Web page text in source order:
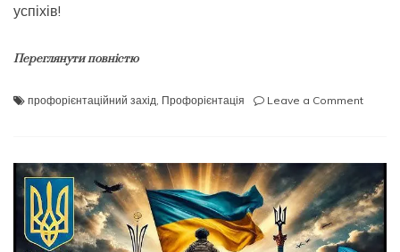
успіхів!
Переглянути повністю
профорієнтаційний захід, Профорієнтація Leave a Commenton